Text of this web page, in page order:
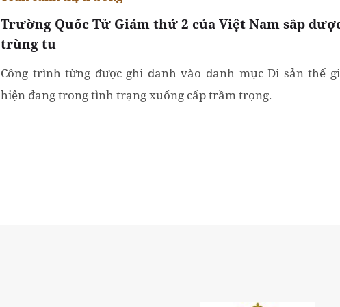
Trường Quốc Tử Giám thứ 2 của Việt Nam sắp
trùng tu
Công trình từng được ghi danh vào danh mục Di sản thế
hiện đang trong tình trạng xuống cấp trầm trọng.